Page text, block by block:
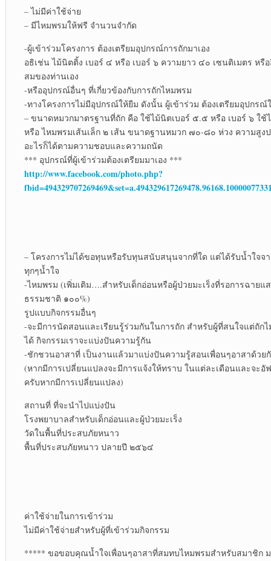
– ไม่มีค่าใช้จ่าย
– มีไหมพรมให้ฟรี จำนวนจำกัด
-ผู้เข้าร่วมโครงการ ต้องเตรียมอุปกรณ์การถักมาเอง
อธิเช่น ไม้นิตติ้ง เบอร์ ๔ หรือ เบอร์ ๖ ความยาว ๔๐ เซนติเมตร หรื
สมของท่านเอง
-หรืออุปกรณ์อื่นๆ ที่เกี่ยวข้องกับการถักไหมพรม
-ทางโครงการไม่มีอุปกรณ์ให้ยืม ดังนั้น ผู้เข้าร่วม ต้องเตรียมอุปกรณ์
– ขนาดหมวกมาตรฐานที่ถัก คือ ใช้ไม้นิตเบอร์ ๕.๕ หรือ เบอร์ ๖ ใช้
หรือ ไหมพรมเส้นเล็ก ๒ เส้น ขนาดฐานหมวก ๗๐-๘๐ ห่วง ความสู
อะไรก็ได้ตามความชอบและความถนัด
*** อุปกรณ์ที่ผู้เข้าร่วมต้องเตรียมมาเอง ***
http://www.facebook.com/photo.php?
– โครงการไม่ได้ขอทุนหรือรับทุนสนับสนุนจากที่ใด แต่ได้รับน้ำใจ
ทุกๆน้ำใจ
-ไหมพรม (เพิ่มเติม….สำหรับเด็กอ่อนหรือผู้ป่วยมะเร็งที่รอการฉาย
ธรรมชาติ ๑๐๐%)
รูปแบบกิจกรรมอื่นๆ
-จะมีการนัดสอนและเรียนรู้ร่วมกันในการถัก สำหรับผู้ที่สนใจแต่ถักไ
ได้ กิจกรรมเราจะแบ่งปันความรู้กัน
-ชักชวนอาสาที่ เป็นงานแล้วมาแบ่งปันความรู้สอนเพื่อนๆอาสาด้วยกั
(หากมีการเปลี่ยนแปลงจะมีการแจ้งให้ทราบ ในแต่ละเดือนและจะอั
ครับหากมีการเปลี่ยนแปลง)
สถานที่ ที่จะนำไปแบ่งปัน
โรงพยาบาลสำหรับเด็กอ่อนและผู้ป่วยมะเร็ง
วัดในพื้นที่ประสบภัยหนาว
พื้นที่ประสบภัยหนาว ปลายปี ๒๕๖๔
ค่าใช้จ่ายในการเข้าร่วม
ไม่มีค่าใช้จ่ายสำหรับผู้ที่เข้าร่วมกิจกรรม
***** ขอขอบคุณน้ำใจเพื่อนๆอาสาที่สมทบไหมพรมสำหรับสมาชิก